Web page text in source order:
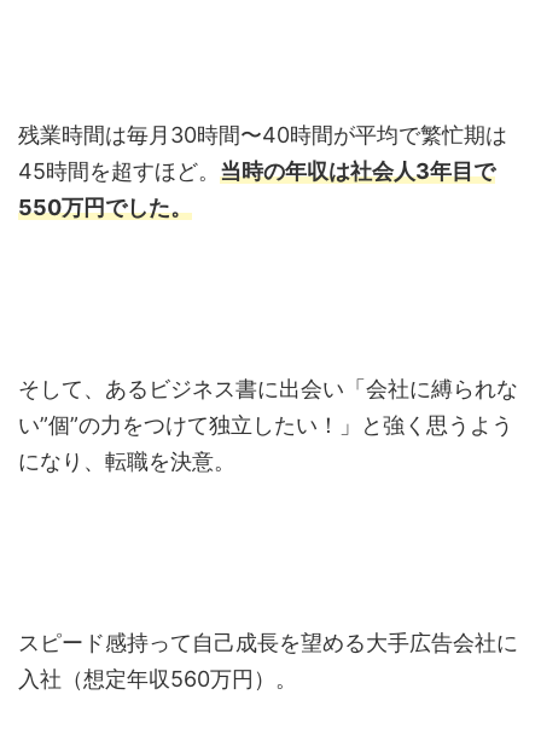
残業時間は毎月30時間〜40時間が平均で繁忙期は
45時間を超すほど。 当時の年収は社会人3年目で
550万円でした。
そして、あるビジネス書に出会い「会社に縛られな
い”個”の力をつけて独立したい！」と強く思うよう
になり、転職を決意。
スピード感持って自己成長を望める大手広告会社に
入社（想定年収560万円）。